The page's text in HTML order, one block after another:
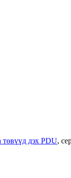
төвүүд дэх PDU,